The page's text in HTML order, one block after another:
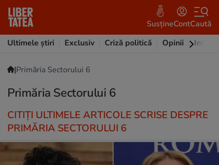
SusțineContCaută
Ultimele știri
Exclusiv Criză politică Opinii
|Primăria Sectorului 6
Primăria Sectorului 6
CITIȚI ULTIMELE ARTICOLE SCRISE DESPRE
PRIMĂRIA SECTORULUI 6